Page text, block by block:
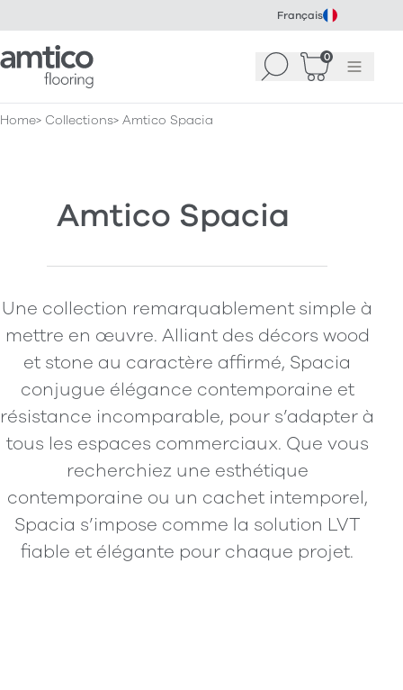
Français
Amtico Flooring Recherche
0
Panier(0)
Menu
Home Collections Amtico Spacia
Amtico Spacia
Une collection remarquablement simple à
mettre en œuvre. Alliant des décors wood
et stone au caractère affirmé, Spacia
conjugue élégance contemporaine et
résistance incomparable, pour s’adapter à
tous les espaces commerciaux. Que vous
recherchiez une esthétique
contemporaine ou un cachet intemporel,
Spacia s’impose comme la solution LVT
fiable et élégante pour chaque projet.